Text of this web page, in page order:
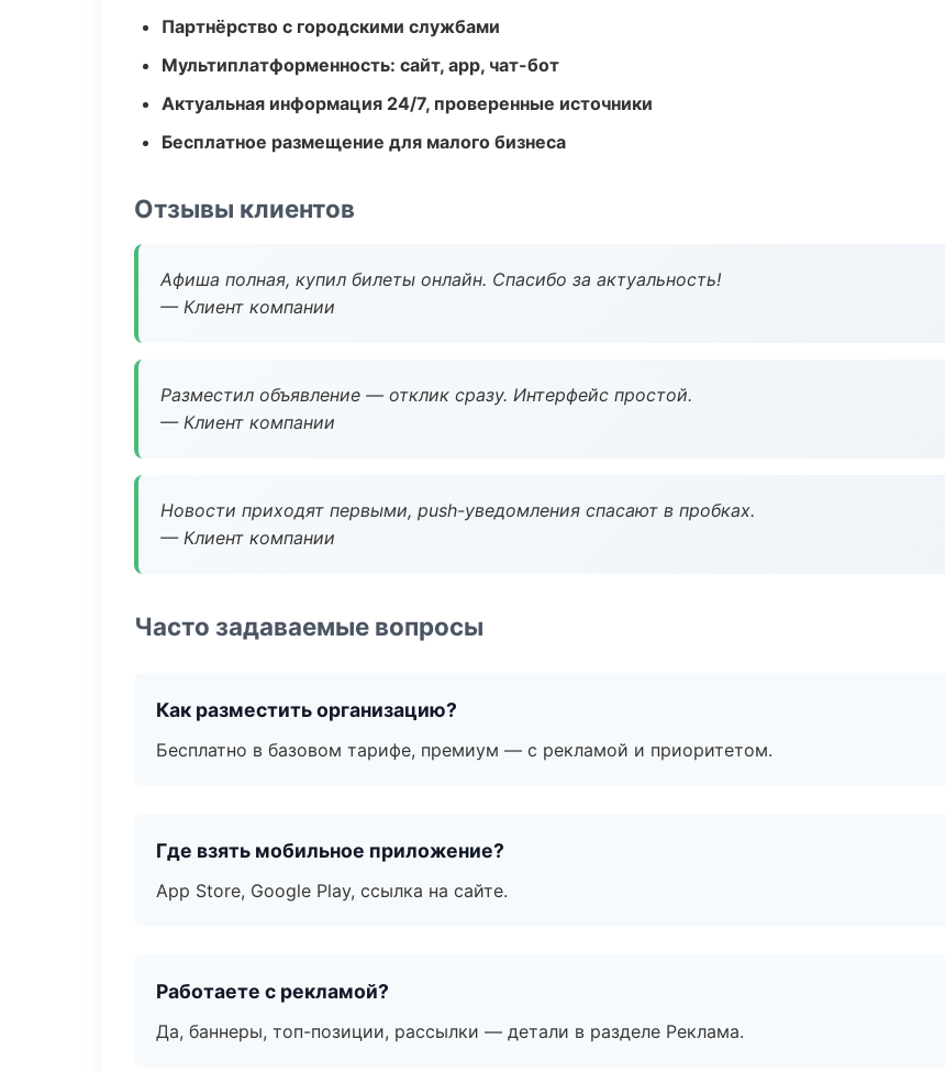
Партнёрство с городскими службами
Мультиплатформенность: сайт, app, чат-бот
Актуальная информация 24/7, проверенные источники
Бесплатное размещение для малого бизнеса
Отзывы клиентов
Афиша полная, купил билеты онлайн. Спасибо за актуальность!
— Клиент компании
Разместил объявление — отклик сразу. Интерфейс простой.
— Клиент компании
Новости приходят первыми, push-уведомления спасают в пробках.
— Клиент компании
Часто задаваемые вопросы
Как разместить организацию?
Бесплатно в базовом тарифе, премиум — с рекламой и приоритетом.
Где взять мобильное приложение?
App Store, Google Play, ссылка на сайте.
Работаете с рекламой?
Да, баннеры, топ-позиции, рассылки — детали в разделе Реклама.